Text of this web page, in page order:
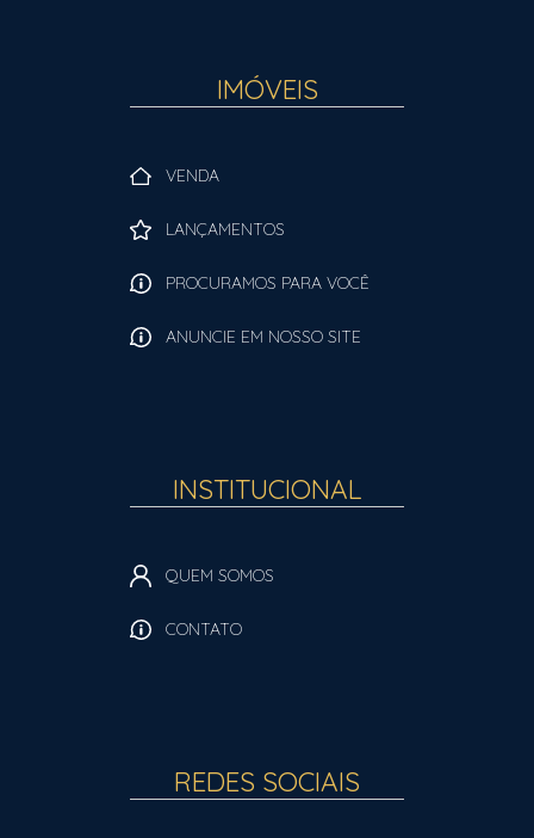
IMÓVEIS
VENDA
LANÇAMENTOS
PROCURAMOS PARA VOCÊ
ANUNCIE EM NOSSO SITE
INSTITUCIONAL
QUEM SOMOS
CONTATO
REDES SOCIAIS